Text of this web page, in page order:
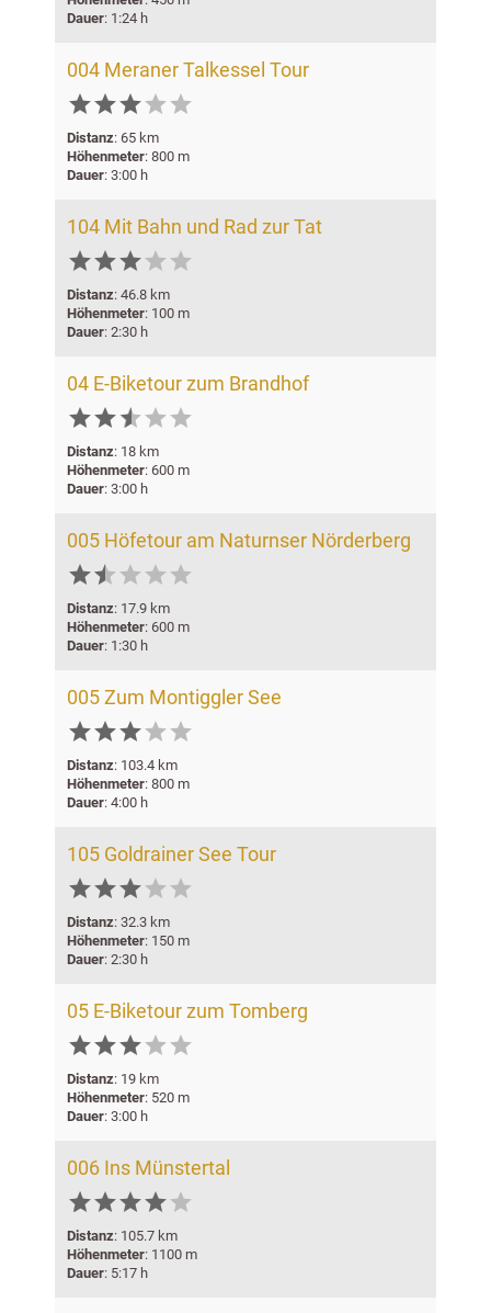
Dauer: 1:24 h
004 Meraner Talkessel Tour

Distanz: 65 km
Höhenmeter: 800 m
Dauer: 3:00 h
104 Mit Bahn und Rad zur Tat
 
Distanz: 46.8 km
Höhenmeter: 100 m
Dauer: 2:30 h
04 E-Biketour zum Brandhof


Distanz: 18 km
Höhenmeter: 600 m
Dauer: 3:00 h
005 Höfetour am Naturnser Nörderberg
   

Distanz: 17.9 km
Höhenmeter: 600 m
Dauer: 1:30 h
005 Zum Montiggler See

Distanz: 103.4 km
Höhenmeter: 800 m
Dauer: 4:00 h
105 Goldrainer See Tour
 
Distanz: 32.3 km
Höhenmeter: 150 m
Dauer: 2:30 h
05 E-Biketour zum Tomberg

Distanz: 19 km
Höhenmeter: 520 m
Dauer: 3:00 h
006 Ins Münstertal


Distanz: 105.7 km
Höhenmeter: 1100 m
Dauer: 5:17 h